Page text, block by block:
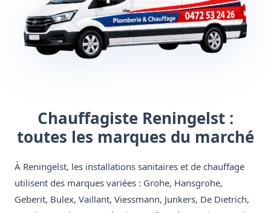
Chauffagiste Reningelst :
toutes les marques du marché
À Reningelst, les installations sanitaires et de chauffage
utilisent des marques variées : Grohe, Hansgrohe,
Geberit, Bulex, Vaillant, Viessmann, Junkers, De Dietrich,